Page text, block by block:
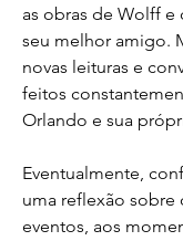
as obras de Wolff
seu melhor amigo.
novas leituras e
feitos
Orlando e sua
Eventualmente,
uma reflexão sobre
eventos, aos